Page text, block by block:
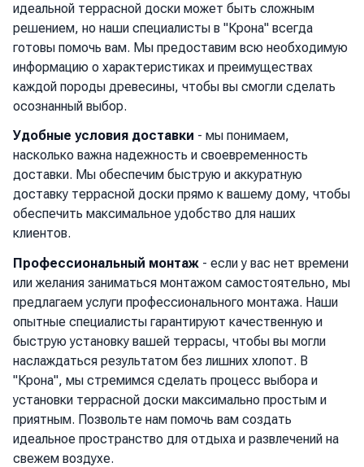
идеальной террасной доски может быть сложным
решением, но наши специалисты в "Крона" всегда
готовы помочь вам. Мы предоставим всю необходимую
информацию о характеристиках и преимуществах
каждой породы древесины, чтобы вы смогли сделать
осознанный выбор.
Удобные условия доставки - мы понимаем,
насколько важна надежность и своевременность
доставки. Мы обеспечим быструю и аккуратную
доставку террасной доски прямо к вашему дому, чтобы
обеспечить максимальное удобство для наших
клиентов.
Профессиональный монтаж - если у вас нет времени
или желания заниматься монтажом самостоятельно, мы
предлагаем услуги профессионального монтажа. Наши
опытные специалисты гарантируют качественную и
быструю установку вашей террасы, чтобы вы могли
наслаждаться результатом без лишних хлопот. В
"Крона", мы стремимся сделать процесс выбора и
установки террасной доски максимально простым и
приятным. Позвольте нам помочь вам создать
идеальное пространство для отдыха и развлечений на
свежем воздухе.